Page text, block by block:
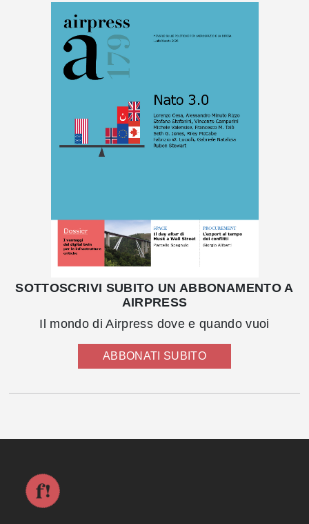
SOTTOSCRIVI SUBITO UN ABBONAMENTO A
AIRPRESS
Il mondo di Airpress dove e quando vuoi
ABBONATI SUBITO